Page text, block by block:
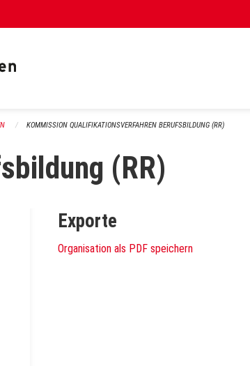
KOMMISSION QUALIFIKATIONSVERFAHREN BERUFSBILDUNG (RR)
(RR)
Exporte
Organisation als PDF speichern